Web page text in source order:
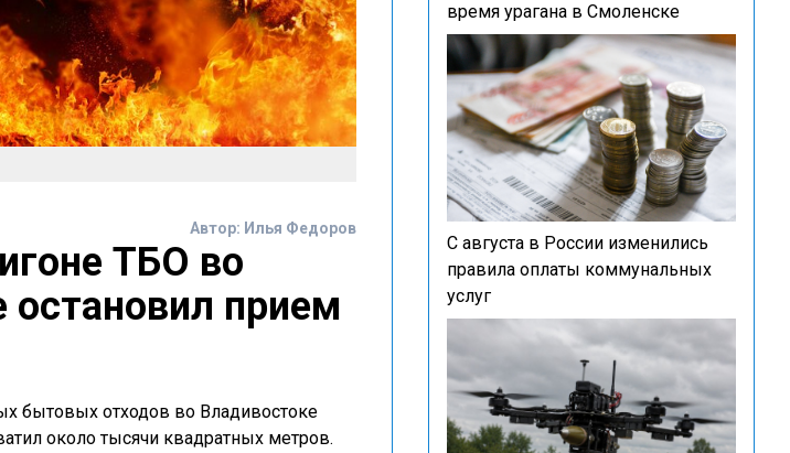
Автор: Илья Федоров
ТБО во
остановил прием
бытовых отходов во Владивостоке
около тысячи квадратных метров.
время урагана в Смоленске
С августа в России изменились
правила оплаты коммунальных
услуг